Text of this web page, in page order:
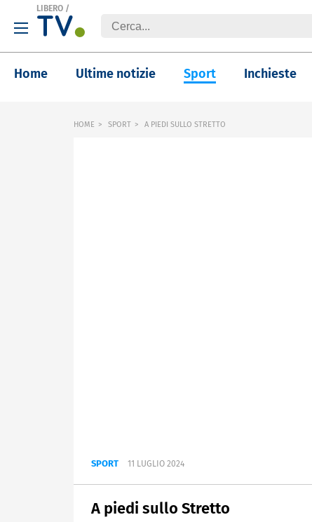
LIBERO /
Home Ultime notizie Sport Inchieste
HOME SPORT A PIEDI SULLO STRETTO
SPORT 11 LUGLIO 2024
A piedi sullo Stretto